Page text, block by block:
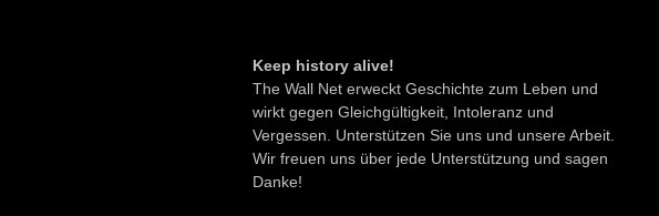
Keep history alive!
The Wall Net erweckt Geschichte zum Leben und
wirkt gegen Gleichgültigkeit, Intoleranz und
Vergessen. Unterstützen Sie uns und unsere Arbeit.
Wir freuen uns über jede Unterstützung und sagen
Danke!